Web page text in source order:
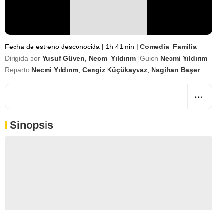
Fecha de estreno desconocida | 1h 41min | Comedia Familia
Dirigida por Yusuf Güven Necmi Yıldırım Guion Necmi Yıldırım
Reparto Necmi Yıldırım Cengiz Küçükayvaz Nagihan Başer
Sinopsis